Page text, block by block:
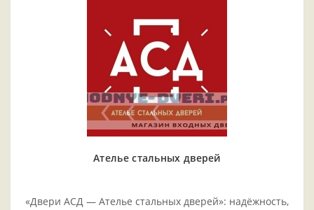
Ателье стальных дверей
«Двери АСД — Ателье стальных дверей»: надёжность,